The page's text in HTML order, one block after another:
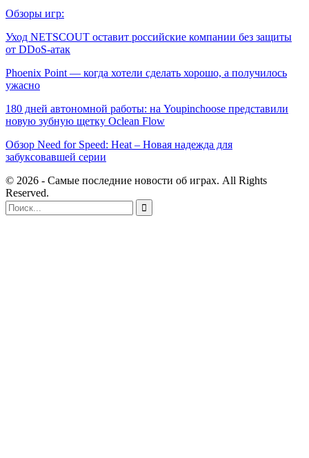
Обзоры игр:
Уход NETSCOUT оставит российские компании без защиты
от DDoS-атак
Phoenix Point — когда хотели сделать хорошо, а получилось
ужасно
180 дней автономной работы: на Youpinchoose представили
новую зубную щетку Oclean Flow
Обзор Need for Speed: Heat – Новая надежда для
забуксовавшей серии
© 2026 - Самые последние новости об играх. All Rights
Reserved.